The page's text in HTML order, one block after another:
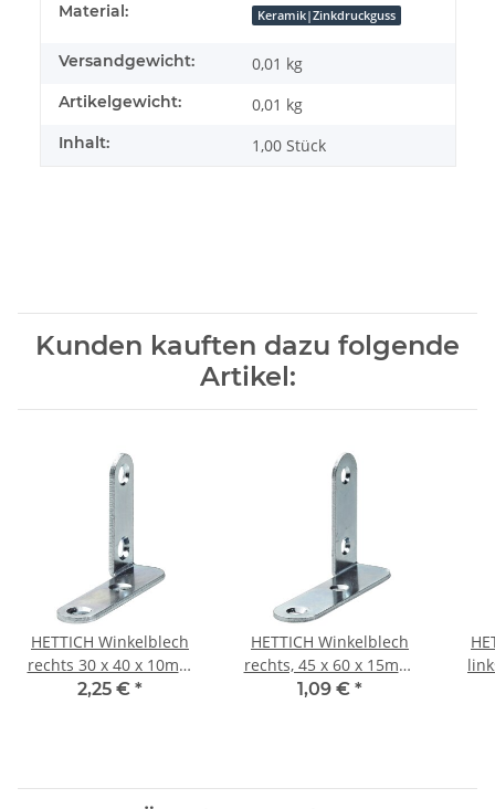
Produkteigenschaft
Wert
Material: Keramik|Zinkdruckguss
Versandgewicht: 0,01 kg
Artikelgewicht: 0,01 kg
Inhalt: 1,00 Stück
Kunden kauften dazu folgende
Artikel:
HETTICH Winkelblech
rechts 30 x 40 x 10mm
verzinkt
2,25 € *
HETTICH Winkelblech
rechts, 45 x 60 x 15mm,
verzinkt
1,09 € *